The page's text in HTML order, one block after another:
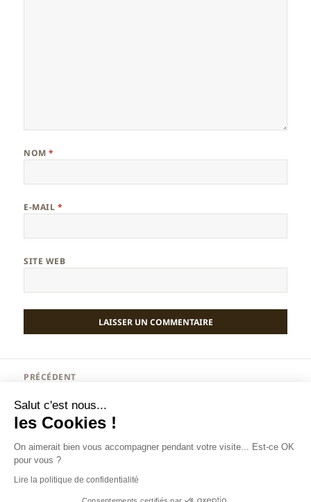
NOM*
E-MAIL *
SITE WEB
l’article
PRÉCÉDENT
précédent :
SUIVANT
Article
suivant :
Trafic web et entonnoirs de conversions
Christophe BENOIT : spécialiste marketing digital à
Tous droits réservés depuis 2007. Contenu protégé. Reproduction
Salut c'est nous...
les Cookies !
On aimerait bien vous accompagner pendant votre visite... Est-ce OK
pour vous ?
Lire la politique de confidentialité
Consentements certifiés par